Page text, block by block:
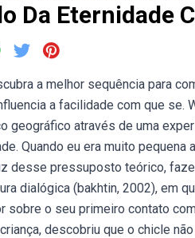
Da Eternidade
a melhor sequência para
a facilidade com que se.
geográfico através de uma
Quando eu era muito pequena
desse pressuposto teórico,
dialógica (bakhtin, 2002), em
sobre o seu primeiro contato
descobriu que o chicle